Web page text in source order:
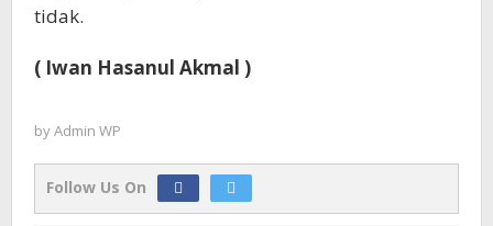
tidak.
( Iwan Hasanul Akmal )
byAdmin WP
Follow Us On